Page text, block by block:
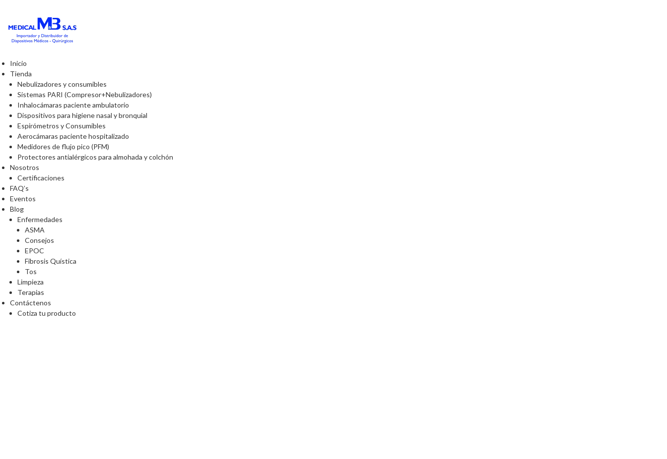
Inicio
Tienda
Nebulizadores y consumibles
Sistemas PARI (Compresor+Nebulizadores)
Inhalocámaras paciente ambulatorio
Dispositivos para higiene nasal y bronquial
Espirómetros y Consumibles
Aerocámaras paciente hospitalizado
Medidores de flujo pico (PFM)
Protectores antialérgicos para almohada y colchón
Nosotros
Certificaciones
FAQ’s
Eventos
Blog
Enfermedades
ASMA
Consejos
EPOC
Fibrosis Quística
Tos
Limpieza
Terapias
Contáctenos
Cotiza tu producto